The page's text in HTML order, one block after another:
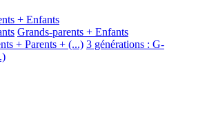
+ Enfants
Grands-parents + Enfants
+ Parents + (...) 3 générations : G-